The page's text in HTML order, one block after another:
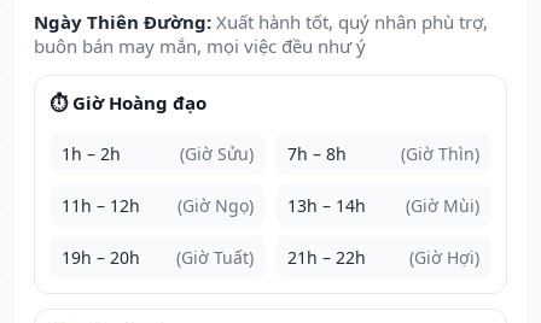
Ngày Thiên Đường: Xuất hành tốt, quý nhân phù trợ,
buôn bán may mắn, mọi việc đều như ý
⏱️ Giờ Hoàng đạo
1h – 2h (Giờ Sửu) 7h – 8h (Giờ Thìn)
11h – 12h (Giờ Ngọ) 13h – 14h (Giờ Mùi)
19h – 20h (Giờ Tuất) 21h – 22h (Giờ Hợi)